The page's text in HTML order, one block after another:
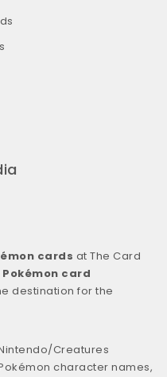
cards at The Card
card
destination for the
Creatures
Pokémon character names,